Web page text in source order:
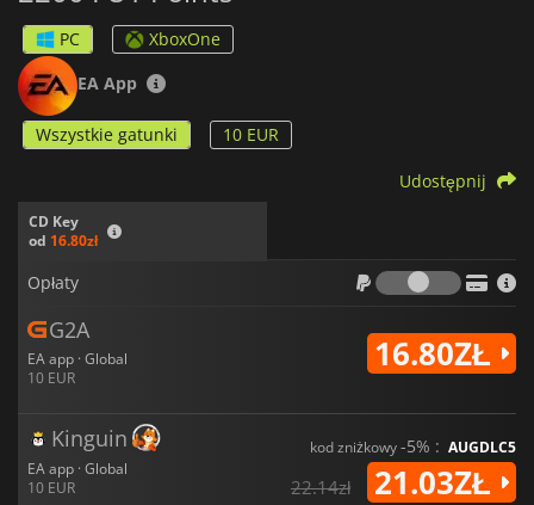
PC
XboxOne
EA App
Wszystkie gatunki 10 EUR
CD Key
od 16.80zł
Udostępnij
Opłaty
Opłaty
G2A
EA app · Global
10 EUR
16.80ZŁ
Kinguin
EA app · Global
10 EUR
kod zniżkowy-5% : AUGDLC5
22.14zł 21.03ZŁ